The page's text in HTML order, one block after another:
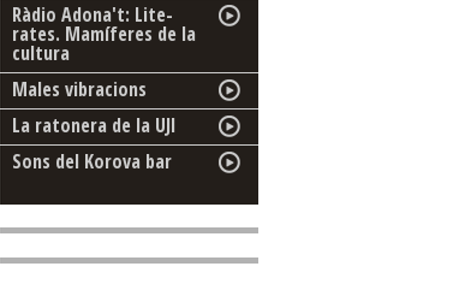
Ràdio Adona't: Lite-
rates. Mamíferes de la
cultura
Males vibracions
La ratonera de la UJI
Sons del Korova bar